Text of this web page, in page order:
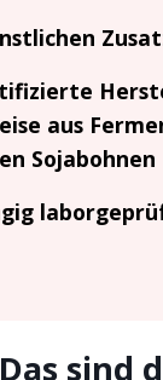
aus
Sojabohnen
sind